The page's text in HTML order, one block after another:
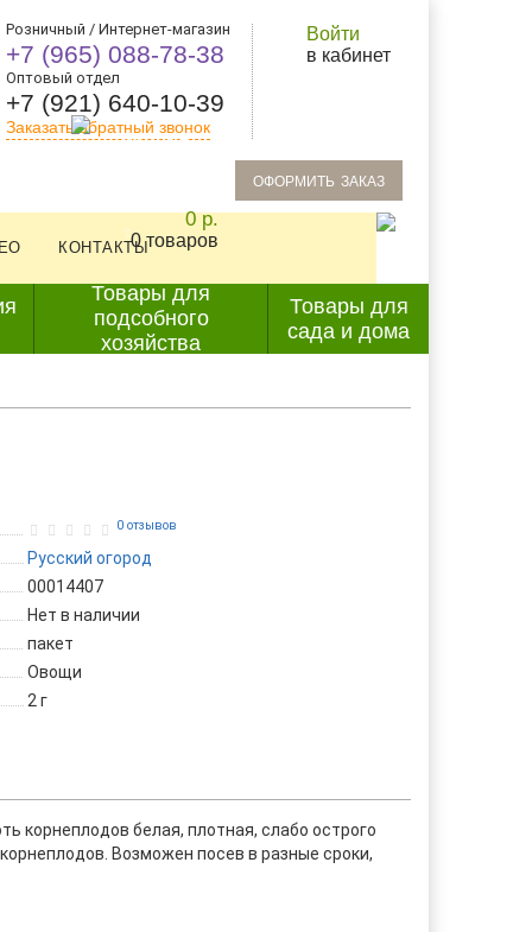
Розничный / Интернет-магазин
+7 (965) 088-78-38
Оптовый отдел
+7 (921) 640-10-39
Заказать обратный звонок
Войти
в кабинет
0 р.
0 товаров
oформить заказ
КОНТАКТЫ
Товары для
подсобного
хозяйства
Товары для
сада и дома
0 отзывов
Русский огород
00014407
Нет в наличии
пакет
Овощи
2 г
корнеплодов белая, плотная, слабо острого
Возможен посев в разные сроки,